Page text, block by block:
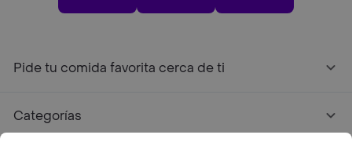
Pide tu comida favorita cerca de ti
Categorías